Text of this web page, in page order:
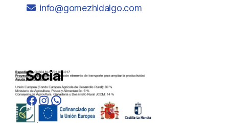
info@gomezhidalgo.com
Social
Facebook
Instagram
WhatsApp